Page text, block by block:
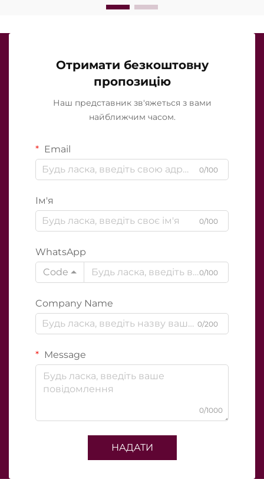
Отримати безкоштовну
пропозицію
Наш представник зв'яжеться з вами
найближчим часом.
Email
0/100
Ім'я
0/100
WhatsApp
Code
0/100
Company Name
0/200
Message
0/1000
НАДАТИ